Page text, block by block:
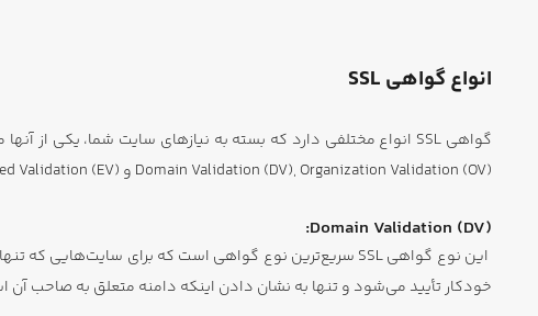
انواع گواهی SSL
Domain Validation (DV), Organization Validation (OV) و Extended Validation (EV).
Domain Validation (DV):
خودکار تأیید می‌شود و تنها به نشان دادن اینکه دامنه متعلق به صاحب آن